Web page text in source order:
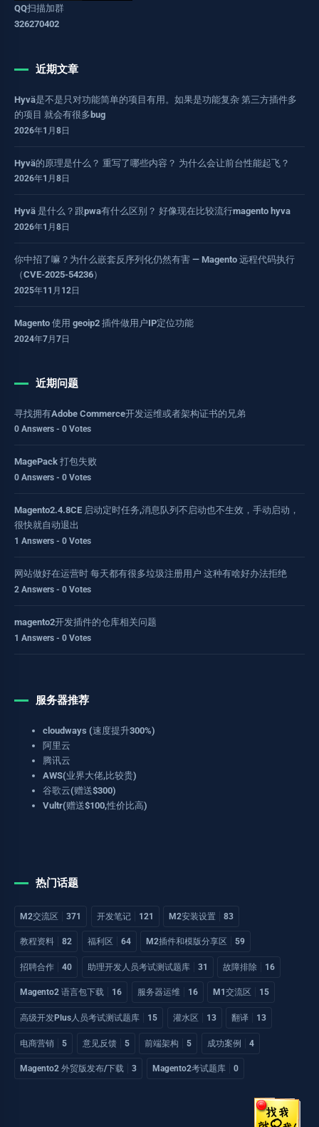
QQ扫描加群
326270402
近期文章
Hyvä是不是只对功能简单的项目有用。如果是功能复杂 第三方插件多
的项目 就会有很多bug
2026年1月8日
Hyvä的原理是什么？ 重写了哪些内容？ 为什么会让前台性能起飞？
2026年1月8日
Hyvä 是什么？跟pwa有什么区别？ 好像现在比较流行magento hyva
2026年1月8日
你中招了嘛？为什么嵌套反序列化仍然有害 — Magento 远程代码执行
（CVE-2025-54236）
2025年11月12日
Magento 使用 geoip2 插件做用户IP定位功能
2024年7月7日
近期问题
寻找拥有Adobe Commerce开发运维或者架构证书的兄弟
0 Answers - 0 Votes
MagePack 打包失败
0 Answers - 0 Votes
Magento2.4.8CE 启动定时任务,消息队列不启动也不生效，手动启动，
很快就自动退出
1 Answers - 0 Votes
网站做好在运营时 每天都有很多垃圾注册用户 这种有啥好办法拒绝
2 Answers - 0 Votes
magento2开发插件的仓库相关问题
1 Answers - 0 Votes
服务器推荐
cloudways (速度提升300%)
阿里云
腾讯云
AWS(业界大佬,比较贵)
谷歌云(赠送$300)
Vultr(赠送$100,性价比高)
热门话题
M2交流区 371 开发笔记 121 M2安装设置 83
教程资料 82 福利区 64 M2插件和模版分享区 59
招聘合作 40 助理开发人员考试测试题库 31 故障排除 16
Magento2 语言包下载 16 服务器运维 16 M1交流区 15
高级开发Plus人员考试测试题库 15 灌水区 13 翻译 13
电商营销 5 意见反馈 5 前端架构 5 成功案例 4
Magento2 外贸版发布/下载 3 Magento2考试题库 0